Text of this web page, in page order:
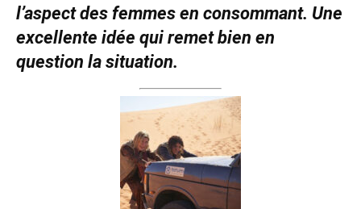
l’aspect des femmes en consommant. Une
excellente idée qui remet bien en
question la situation.